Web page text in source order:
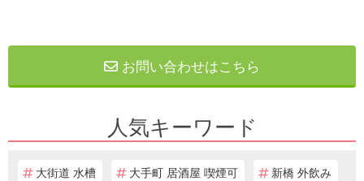
お問い合わせはこちら
人気キーワード
大街道 水槽 大手町 居酒屋 喫煙可
新橋 外飲み